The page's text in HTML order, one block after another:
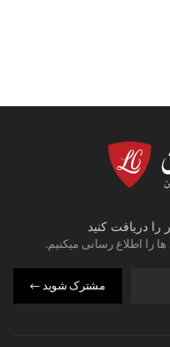
دریافت کنید
را اطلاع رسانی میکنیم.
مشترک شوید